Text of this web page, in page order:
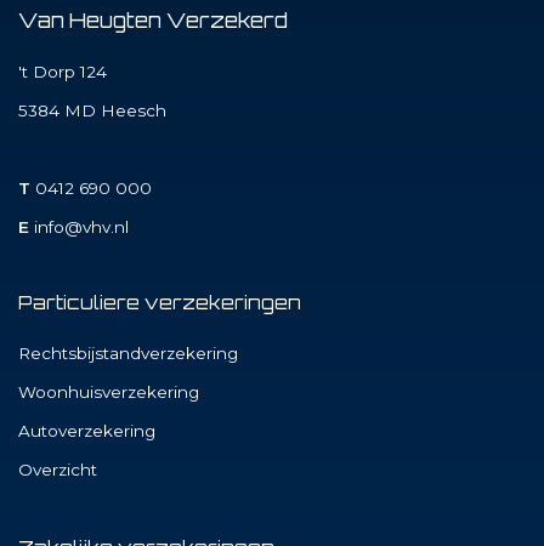
Van Heugten Verzekerd
't Dorp 124
5384 MD Heesch
T 0412 690 000
E info@vhv.nl
Particuliere verzekeringen
Rechtsbijstandverzekering
Woonhuisverzekering
Autoverzekering
Overzicht